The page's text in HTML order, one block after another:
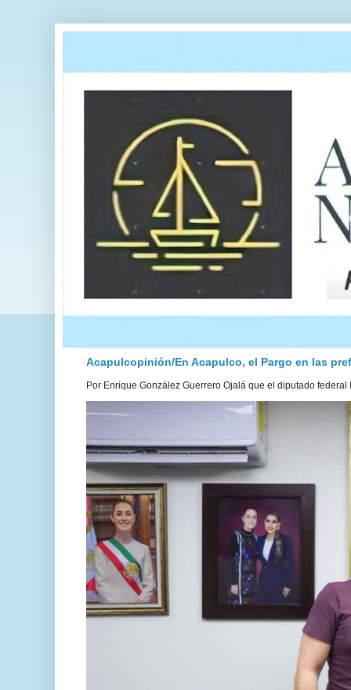
Acapulcopinión/En Acapulco, el Pargo en las
Por Enrique González Guerrero Ojalá que el diputado